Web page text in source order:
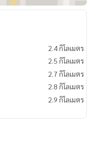
2.4 กิโลเมตร
2.5 กิโลเมตร
2.7 กิโลเมตร
2.8 กิโลเมตร
2.9 กิโลเมตร